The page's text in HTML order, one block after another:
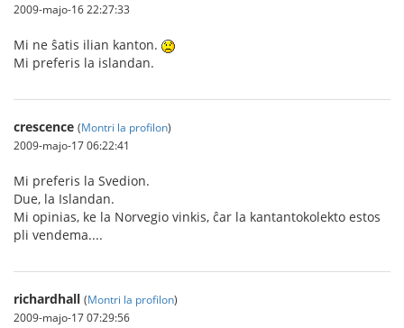
2009-majo-16 22:27:33
Mi ne ŝatis ilian kanton.
Mi preferis la islandan.
crescence (Montri la profilon)
2009-majo-17 06:22:41
Mi preferis la Svedion.
Due, la Islandan.
Mi opinias, ke la Norvegio vinkis, ĉar la kantantokolekto estos
pli vendema....
richardhall (Montri la profilon)
2009-majo-17 07:29:56